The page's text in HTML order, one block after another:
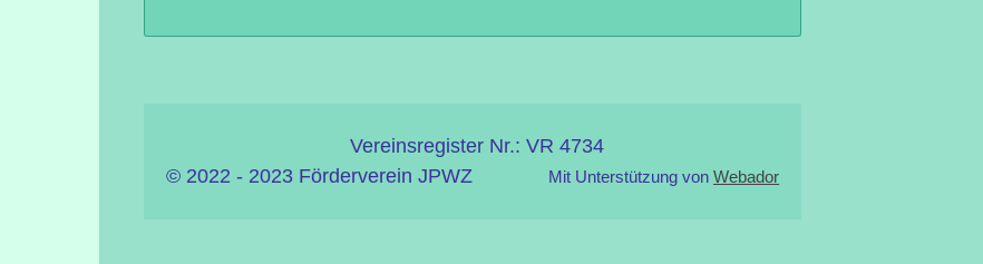
Vereinsregister Nr.: VR 4734
© 2022 - 2023 Förderverein JPWZ
Mit Unterstützung vonWebador